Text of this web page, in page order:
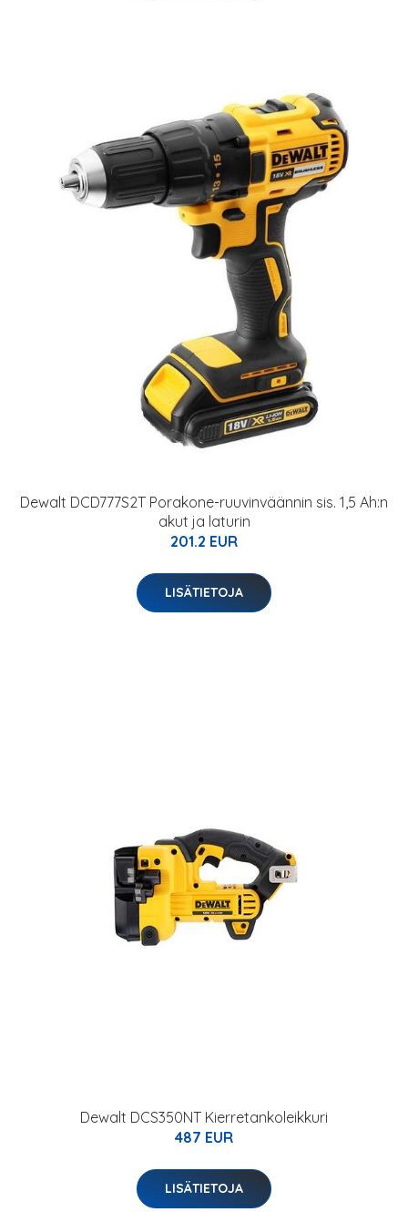
Dewalt DCD777S2T Porakone-ruuvinväännin sis. 1,5 Ah:n
akut ja laturin
201.2 EUR
LISÄTIETOJA
Dewalt DCS350NT Kierretankoleikkuri
487 EUR
LISÄTIETOJA